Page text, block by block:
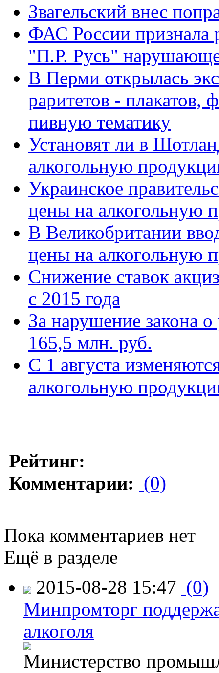
Звагельский внес
ФАС России признала
"П.Р. Русь"
В Перми открылась
раритетов - плакатов,
пивную тематику
Установят ли в
алкогольную
Украинское
цены на алкогольную
В Великобритании
цены на алкогольную
Снижение ставок
с 2015 года
За нарушение закона
165,5 млн. руб.
С 1 августа
алкогольную
Рейтинг:
Комментарии: (0)
Пока комментариев нет
Ещё в разделе
2015-08-28 15:47 (0)
Минпромторг
алкоголя
Министерство